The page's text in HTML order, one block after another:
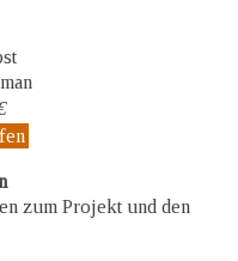
zum Projekt und den